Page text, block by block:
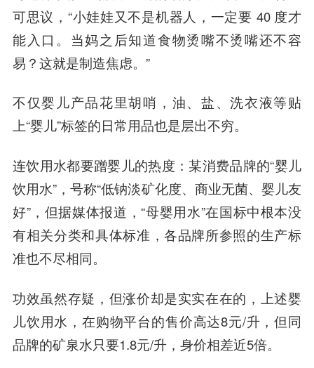
可思议，“小娃娃又不是机器人，一定要 40 度才
能入口。当妈之后知道食物烫嘴不烫嘴还不容
易？这就是制造焦虑。”
不仅婴儿产品花里胡哨，油、盐、洗衣液等贴
上“婴儿”标签的日常用品也是层出不穷。
连饮用水都要蹭婴儿的热度：某消费品牌的“婴儿
饮用水”，号称“低钠淡矿化度、商业无菌、婴儿友
好”，但据媒体报道，“母婴用水”在国标中根本没
有相关分类和具体标准，各品牌所参照的生产标
准也不尽相同。
功效虽然存疑，但涨价却是实实在在的 ，上述婴
儿饮用水，在购物平台的售价高达8元/升，但同
品牌的矿泉水只要1.8元/升，身价相差近5倍。